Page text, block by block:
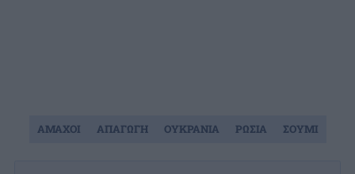
ΑΜΑΧΟΙ ΑΠΑΓΩΓΗ ΟΥΚΡΑΝΙΑ ΡΩΣΙΑ ΣΟΥΜΙ